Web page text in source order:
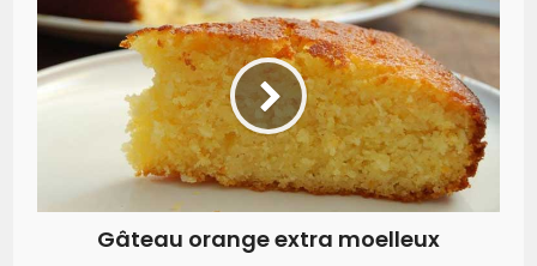
Gâteau orange extra moelleux